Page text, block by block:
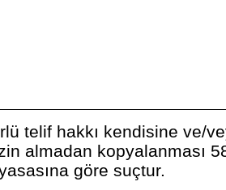
telif hakkı kendisine ve/
almadan kopyalanması
göre suçtur.